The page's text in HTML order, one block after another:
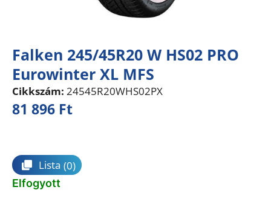
Falken 245/45R20 W HS02 PRO
Eurowinter XL MFS
Cikkszám: 24545R20WHS02PX
81 896 Ft
Lista (0)
Elfogyott